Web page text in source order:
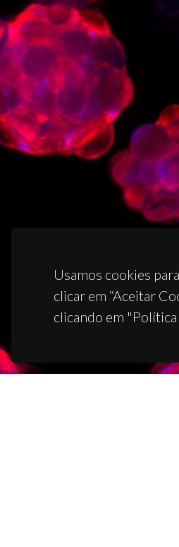
Usamos cookies
clicar em “Aceitar
clicando em